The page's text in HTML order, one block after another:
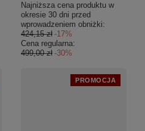
Najniższa cena produktu w
okresie 30 dni przed
wprowadzeniem obniżki:
424,15 zł -17%
Cena regularna:
499,00 zł -30%
PROMOCJA